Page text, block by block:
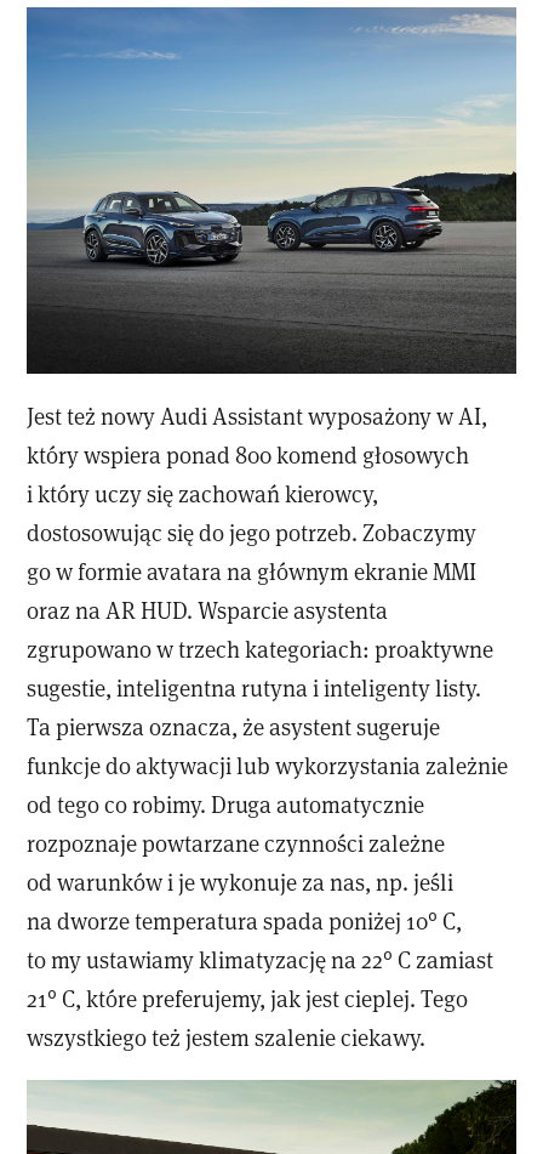
Jest też nowy Audi Assistant wyposażony w AI,
który wspiera ponad 800 komend głosowych
i który uczy się zachowań kierowcy,
dostosowując się do jego potrzeb. Zobaczymy
go w formie avatara na głównym ekranie MMI
oraz na AR HUD. Wsparcie asystenta
zgrupowano w trzech kategoriach: proaktywne
sugestie, inteligentna rutyna i inteligenty listy.
Ta pierwsza oznacza, że asystent sugeruje
funkcje do aktywacji lub wykorzystania zależnie
od tego co robimy. Druga automatycznie
rozpoznaje powtarzane czynności zależne
od warunków i je wykonuje za nas, np. jeśli
na dworze temperatura spada poniżej 10° C,
to my ustawiamy klimatyzację na 22° C zamiast
21° C, które preferujemy, jak jest cieplej. Tego
wszystkiego też jestem szalenie ciekawy.